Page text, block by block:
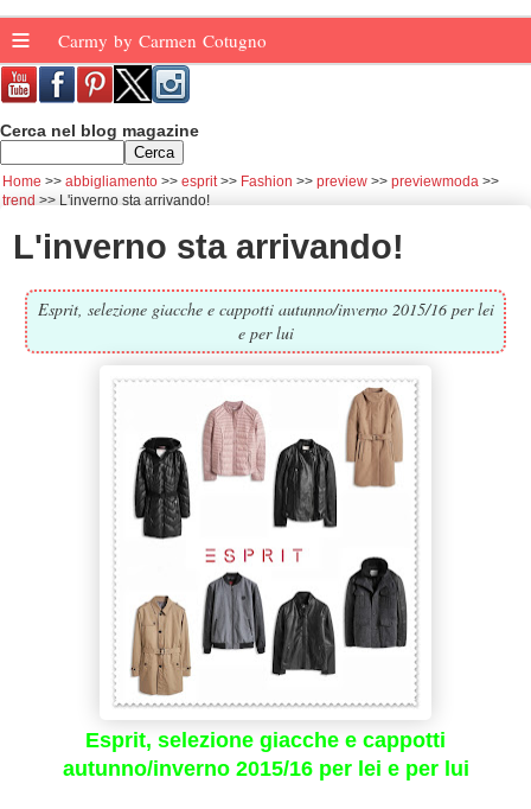
≡ Carmy by Carmen Cotugno
Cerca nel blog magazine
Home abbigliamento esprit Fashion preview
previewmoda
trend
L'inverno sta arrivando!
L'inverno sta arrivando!
Esprit, selezione giacche e cappotti autunno/inverno 2015/16 per lei
e per lui
Esprit, selezione giacche e cappotti
autunno/inverno 2015/16 per lei e per lui